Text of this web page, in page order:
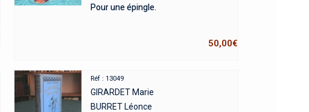
Pour une épingle.
50,00€
Réf : 13049
GIRARDET Marie
BURRET Léonce